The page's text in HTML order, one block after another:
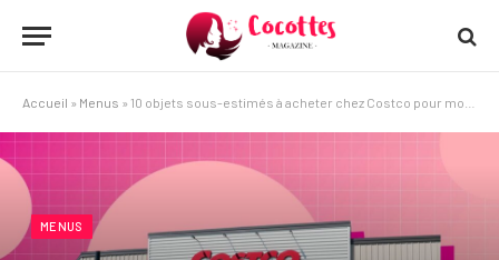
Accueil » Menus » 10 objets sous-estimés à acheter chez Costco pour moins de 15 $.
MENUS